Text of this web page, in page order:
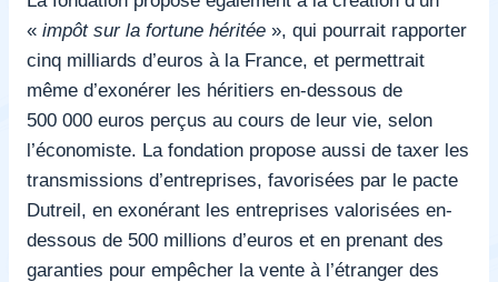
« impôt sur la fortune héritée », qui pourrait rapporter
cinq milliards d’euros à la France, et permettrait
même d’exonérer les héritiers en-dessous de
500 000 euros perçus au cours de leur vie, selon
l’économiste. La fondation propose aussi de taxer les
transmissions d’entreprises, favorisées par le pacte
Dutreil, en exonérant les entreprises valorisées en-
dessous de 500 millions d’euros et en prenant des
garanties pour empêcher la vente à l’étranger des